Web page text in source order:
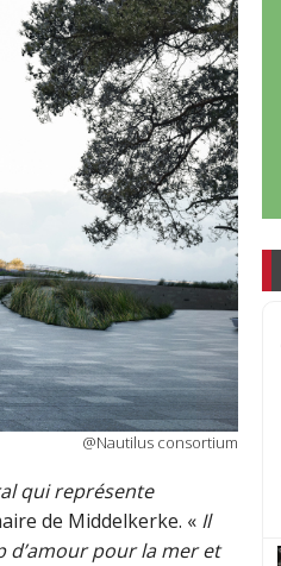
@Nautilus consortium
qui représente
de Middelkerke. « Il
d’amour pour la mer et